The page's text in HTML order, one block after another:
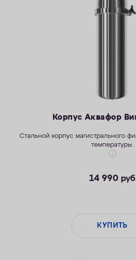
Корпус Аквафор
Стальной корпус магистрального
температуры.
14 990
КУПИТЬ